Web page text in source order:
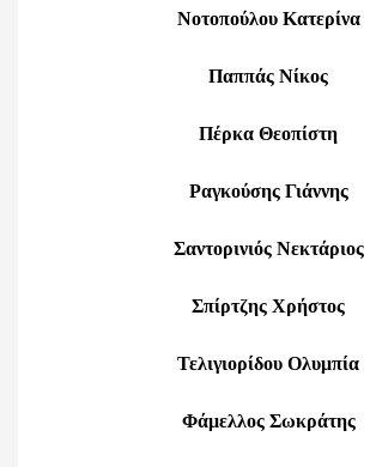
Νοτοπούλου Κατερίνα
Παππάς Νίκος
Πέρκα Θεοπίστη
Ραγκούσης Γιάννης
Σαντορινιός Νεκτάριος
Σπίρτζης Χρήστος
Τελιγιορίδου Ολυμπία
Φάμελλος Σωκράτης